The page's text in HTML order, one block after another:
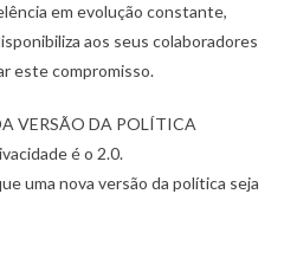
em evolução constante,
aos seus colaboradores
este compromisso.
VERSÃO DA POLÍTICA
é o 2.0.
uma nova versão da política seja